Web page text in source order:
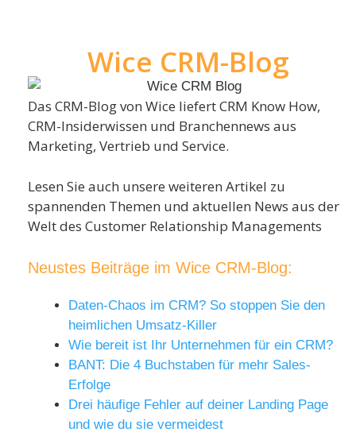
Wice CRM-Blog
Das CRM-Blog von Wice liefert CRM Know How,
CRM-Insiderwissen und Branchennews aus
Marketing, Vertrieb und Service.
Lesen Sie auch unsere weiteren Artikel zu
spannenden Themen und aktuellen News aus der
Welt des Customer Relationship Managements
Neustes Beiträge im Wice CRM-Blog:
Daten-Chaos im CRM? So stoppen Sie den
heimlichen Umsatz-Killer
Wie bereit ist Ihr Unternehmen für ein CRM?
BANT: Die 4 Buchstaben für mehr Sales-
Erfolge
Drei häufige Fehler auf deiner Landing Page
und wie du sie vermeidest